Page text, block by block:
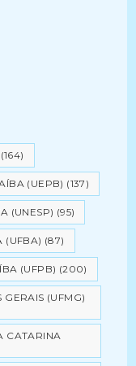
(164)
(UEPB) (137)
(UNESP) (95)
(UFBA) (87)
(UFPB) (200)
GERAIS (UFMG)
CATARINA